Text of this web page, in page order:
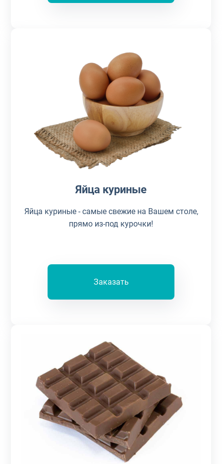
Яйца куриные
Яйца куриные - самые свежие на Вашем столе,
прямо из-под курочки!
Заказать